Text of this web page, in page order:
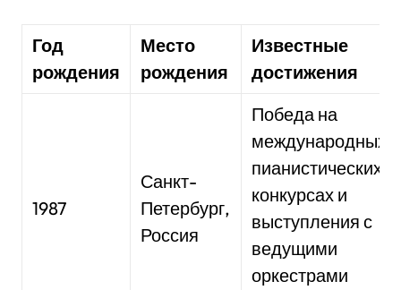
Год
рождения
Место
рождения
Известные
достижения
1987
Санкт-
Петербург,
Россия
Победа на
международных
пианистических
конкурсах и
выступления с
ведущими
оркестрами